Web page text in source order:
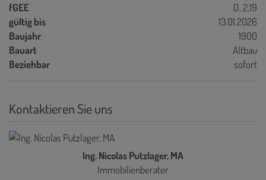
fGEE
D, 2,19
gültig bis
13.01.2026
Baujahr
1900
Bauart
Altbau
Beziehbar
sofort
Kontaktieren Sie uns
Ing. Nicolas Putzlager, MA
Immobilienberater